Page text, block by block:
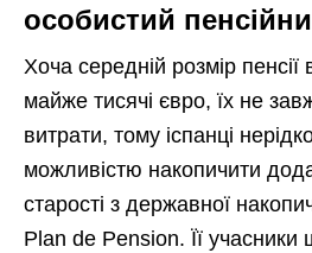
особистий
Хоча середній розмір пенсії
майже тисячі євро, їх не
витрати, тому іспанці
можливістю накопичити
старості з державної
Plan de Pension. Її учасники